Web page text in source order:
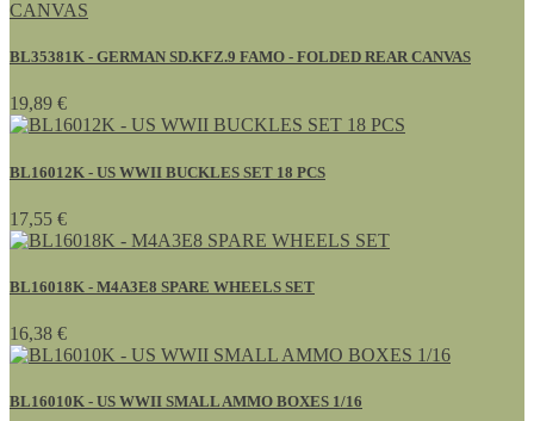
BL35381K - GERMAN SD.KFZ.9 FAMO - FOLDED REAR CANVAS
19,89 €
BL16012K - US WWII BUCKLES SET 18 PCS
17,55 €
BL16018K - M4A3E8 SPARE WHEELS SET
16,38 €
BL16010K - US WWII SMALL AMMO BOXES 1/16